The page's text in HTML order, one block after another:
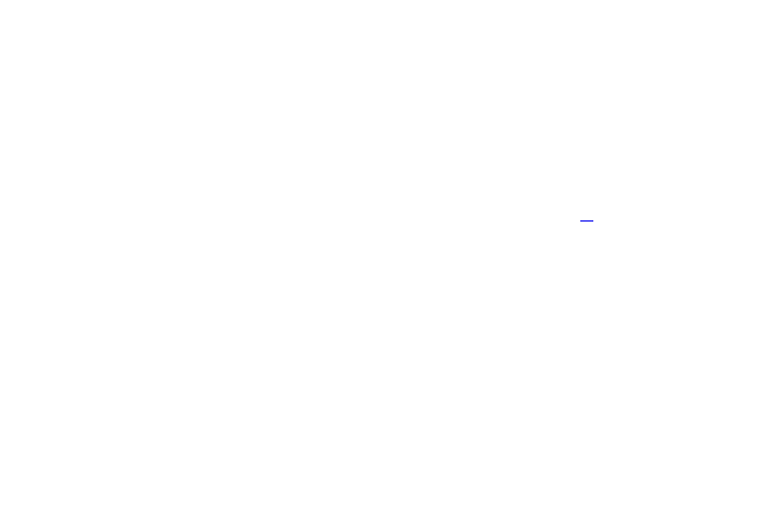
музыкальное учебное заведение в Новосибирске. Основанная в 1956
РСФСР, консерватория стала первым музыкальным высшим учебным
европейской части России[3]. С 1957 года она носит имя Михаила Ивановича